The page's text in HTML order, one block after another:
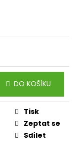
DO KOŠÍKU
Tisk
Zeptat se
Sdílet